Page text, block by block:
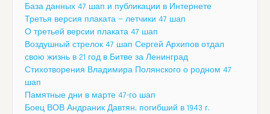
База данных 47 шап и публикации в Интернете
Третья версия плаката — летчики 47 шап
О третьей версии плаката 47 шап
Воздушный стрелок 47 шап Сергей Архипов отдал
свою жизнь в 21 год в Битве за Ленинград
Стихотворения Владимира Полянского о родном 47
шап
Памятные дни в марте 47-го шап
Боец ВОВ Андраник Давтян, погибший в 1943 г.